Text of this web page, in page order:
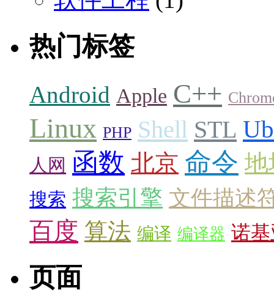
热门标签
Android Apple C++
Linux PHP Shell STL
人网 函数 北京 命令 地
搜索 搜索引擎 文件描述
百度 算法 编译 编译器 诺
页面